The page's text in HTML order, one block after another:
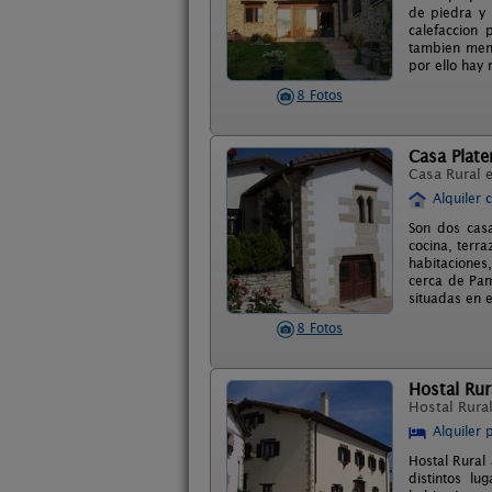
8 Fotos
de piedra y
calefaccion
tambien
por ello hay
8 Fotos
Casa
Casa Rural
Alquiler
Son dos
cocina,
cerca de
situadas en
Hostal
Hostal
Alquiler
Hostal
distintos